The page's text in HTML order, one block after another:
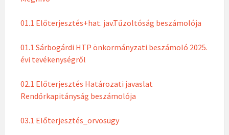
01.1 Előterjesztés+hat. jav.Tűzoltóság beszámolója
01.1 Sárbogárdi HTP önkormányzati beszámoló 2025.
évi tevékenységről
02.1 Előterjesztés Határozati javaslat
Rendőrkapitányság beszámolója
03.1 Előterjesztés_orvosügy